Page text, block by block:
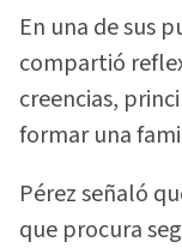
En una de sus
compartió
creencias,
formar una
Pérez señaló
que procura